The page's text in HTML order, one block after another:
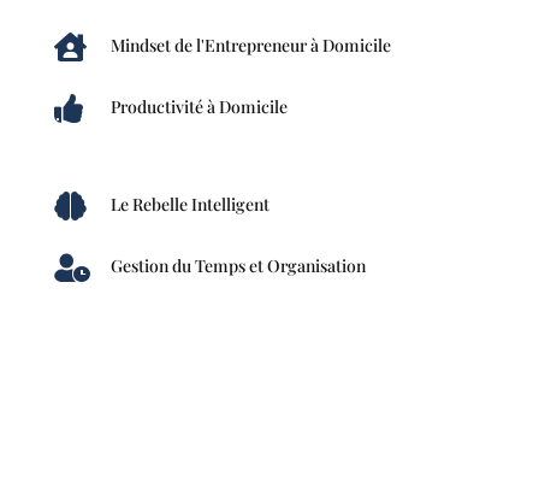
 Mindset de l'Entrepreneur à Domicile
 Productivité à Domicile
 Le Rebelle Intelligent
 Gestion du Temps et Organisation